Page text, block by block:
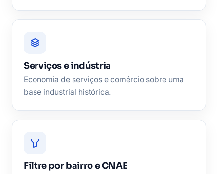
Serviços e indústria
Economia de serviços e comércio sobre uma
base industrial histórica.
Filtre por bairro e CNAE